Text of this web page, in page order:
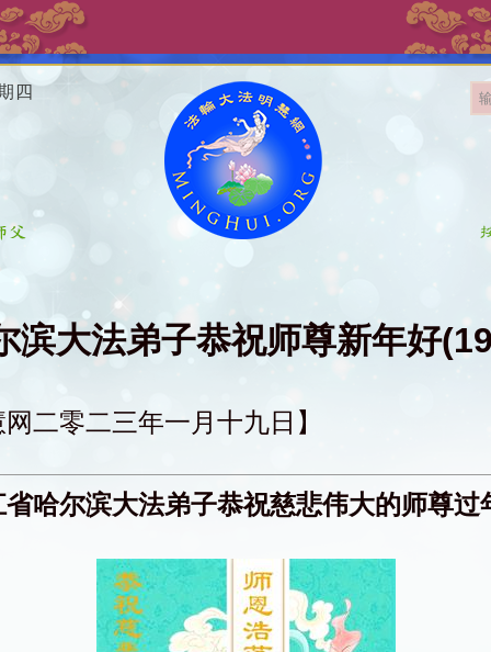
四
滨大法弟子恭祝师尊新年好
二零二三年一月十九日】
哈尔滨大法弟子恭祝慈悲伟大的师尊过